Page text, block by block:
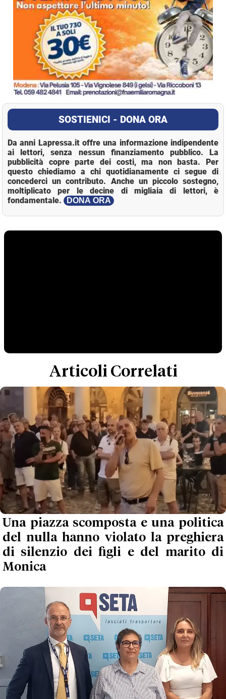
SOSTIENICI - DONA ORA
Da anni Lapressa.it offre una informazione indipendente
ai lettori, senza nessun finanziamento pubblico. La
pubblicità copre parte dei costi, ma non basta. Per
questo chiediamo a chi quotidianamente ci segue di
concederci un contributo. Anche un piccolo sostegno,
moltiplicato per le decine di migliaia di lettori, è
fondamentale.
DONA ORA
Articoli Correlati
Una piazza scomposta e una politica
del nulla hanno violato la preghiera
di silenzio dei figli e del marito di
Monica